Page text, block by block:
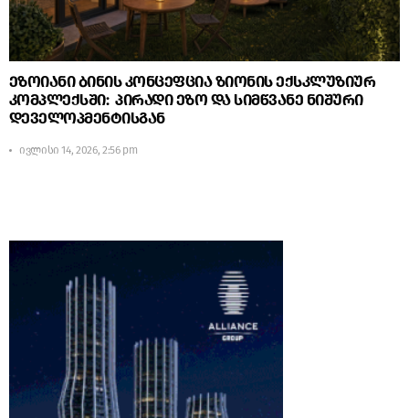
ეზოიანი ბინის კონცეფცია ზიონის ექსკლუზიურ
კომპლექსში: პირადი ეზო და სიმწვანე ნიშური
დეველოპმენტისგან
ივლისი 14, 2026, 2:56 pm